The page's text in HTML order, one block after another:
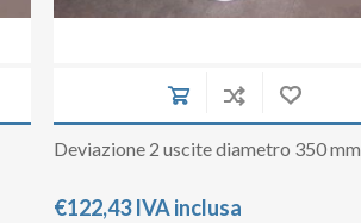
Deviazione 2 uscite diametro 350 mm
€122,43 IVA inclusa